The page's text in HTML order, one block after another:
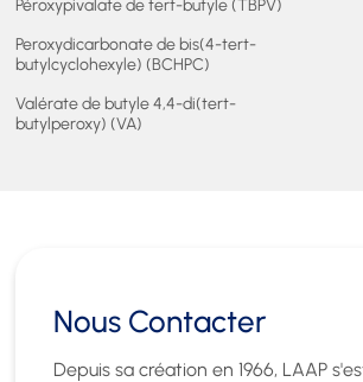
Péroxypivalate de tert-butyle (TBPV)
Peroxydicarbonate de bis(4-tert-
butylcyclohexyle) (BCHPC)
Valérate de butyle 4,4-di(tert-
butylperoxy) (VA)
Nous Contacter
Depuis sa création en 1966, LAAP